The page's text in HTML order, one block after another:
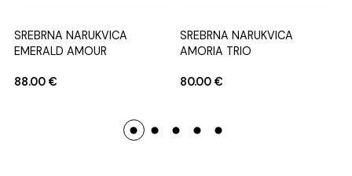
SREBRNA NARUKVICA
EMERALD AMOUR
88.00€
SREBRNA NARUKVICA
AMORIA TRIO
80.00€